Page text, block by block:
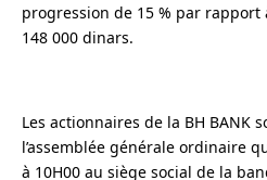
progression de 15 % par rapport
148 000 dinars.
Les actionnaires de la BH BANK
l’assemblée générale ordinaire
à 10H00 au siège social de la